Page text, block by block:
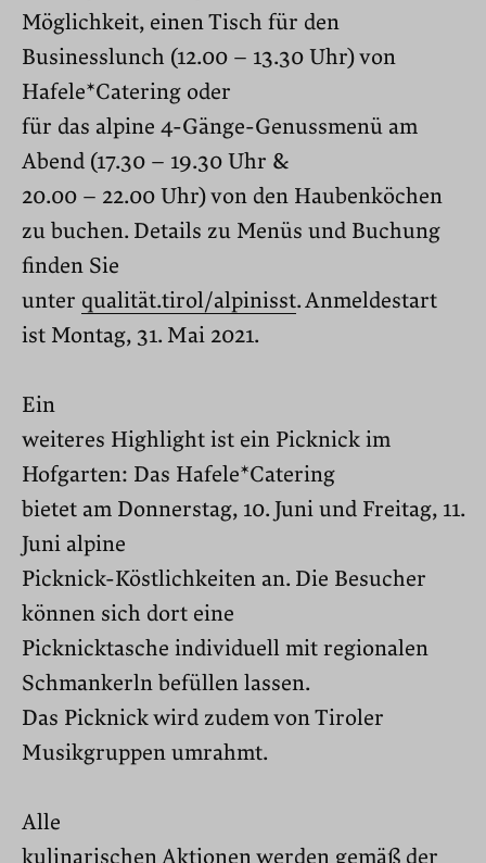
Möglichkeit, einen Tisch für den
Businesslunch (12.00 – 13.30 Uhr) von
Hafele*Catering oder
für das alpine 4-Gänge-Genussmenü am
Abend (17.30 – 19.30 Uhr &
20.00 – 22.00 Uhr) von den Haubenköchen
zu buchen. Details zu Menüs und Buchung
finden Sie
unter qualität.tirol/alpinisst. Anmeldestart
ist Montag, 31. Mai 2021.
Ein
weiteres Highlight ist ein Picknick im
Hofgarten: Das Hafele*Catering
bietet am Donnerstag, 10. Juni und Freitag, 11.
Juni alpine
Picknick-Köstlichkeiten an. Die Besucher
können sich dort eine
Picknicktasche individuell mit regionalen
Schmankerln befüllen lassen.
Das Picknick wird zudem von Tiroler
Musikgruppen umrahmt.
Alle
kulinarischen Aktionen werden gemäß der